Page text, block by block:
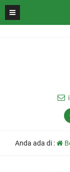
Anda ada di :